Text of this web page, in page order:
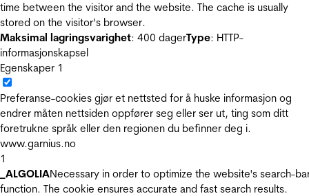
time between the visitor and the website. The cache is usually
stored on the visitor’s browser.
Maksimal lagringsvarighet: 400 dagerType: HTTP-
informasjonskapsel
Egenskaper 1
Preferanse-cookies gjør et nettsted for å huske informasjon og
endrer måten nettsiden oppfører seg eller ser ut, ting som ditt
foretrukne språk eller den regionen du befinner deg i.
www.garnius.no
1
_ALGOLIANecessary in order to optimize the website's search-
function. The cookie ensures accurate and fast search results.